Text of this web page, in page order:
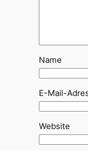
Name
E-Mail-
Website